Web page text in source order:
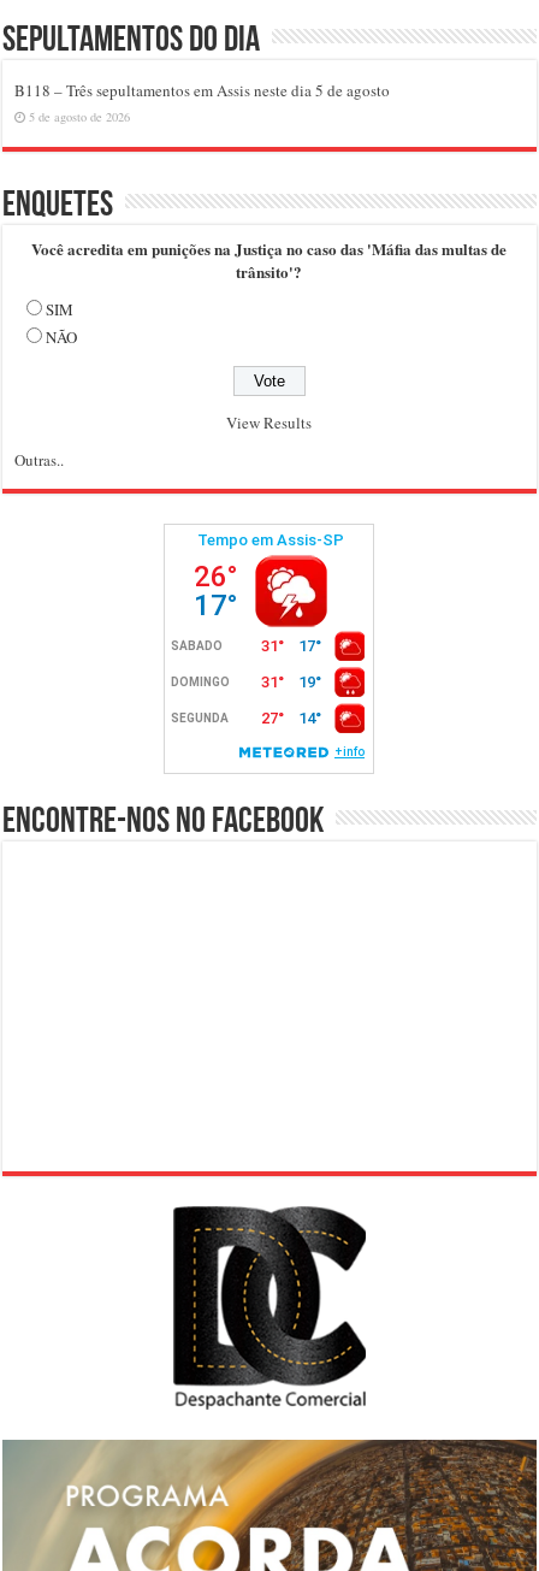
Sepultamentos do dia
B118 – Três sepultamentos em Assis neste dia 5 de agosto
5 de agosto de 2026
Enquetes
Você acredita em punições na Justiça no caso das 'Máfia das multas de
trânsito'?
SIM
NÃO
View Results
Outras..
Encontre-nos no Facebook